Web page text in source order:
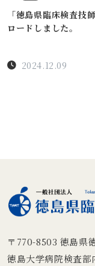
「徳島県臨床検査
ロードしました。
2024.12.09
〒770-8503 徳島県
徳島大学病院検査部